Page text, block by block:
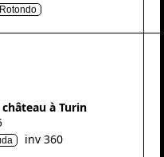
à Turin
inv 360